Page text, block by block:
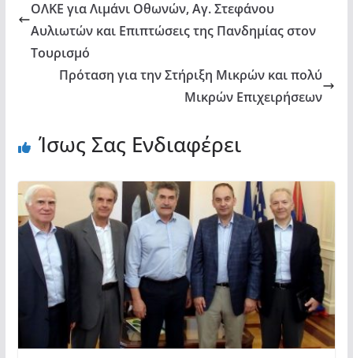
ΟΛΚΕ για Λιμάνι Οθωνών, Αγ. Στεφάνου
Αυλιωτών και Επιπτώσεις της Πανδημίας στον
Τουρισμό
Πρόταση για την Στήριξη Μικρών και πολύ
Μικρών Επιχειρήσεων
Ίσως Σας Ενδιαφέρει